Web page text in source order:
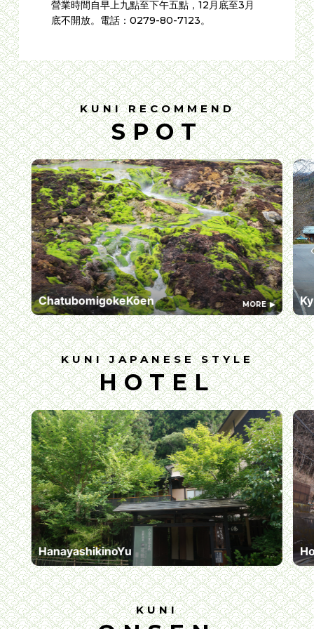
營業時間自早上九點至下午五點，12月底至3月
底不開放。電話：0279-80-7123。
KUNI RECOMMEND
SPOT
ChatubomigokeKōen MORE
KUNI JAPANESE STYLE
HOTEL
HanayashikinoYu
KUNI